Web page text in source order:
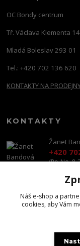
OC Bondy centrum
Tř. Václava Klementa
Mladá Boleslav 293 01
Tel.: +420 702 136 620
KONTAKTY NA
KONTAKTY
Žanet
+420
(Po-Ne, 8-
Náš e-shop a
cookies, aby Vám